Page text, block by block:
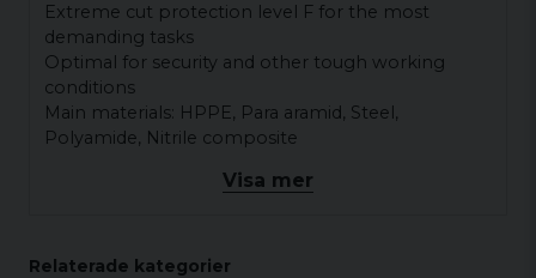
Extreme cut protection level F for the most
demanding tasks
Optimal for security and other tough working
conditions
Main materials: HPPE, Para aramid, Steel,
Polyamide, Nitrile composite
Visa mer
Relaterade kategorier